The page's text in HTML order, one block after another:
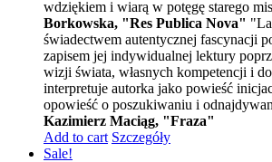
wdziękiem i wiarą w potęgę starego
Borkowska, "Res Publica Nova"
świadectwem autentycznej fascynacji
zapisem jej indywidualnej lektury
wizji świata, własnych kompetencji i
interpretuje autorka jako powieść
opowieść o poszukiwaniu i
Kazimierz Maciąg, "Fraza"
Add to cart Szczegóły
Sale!